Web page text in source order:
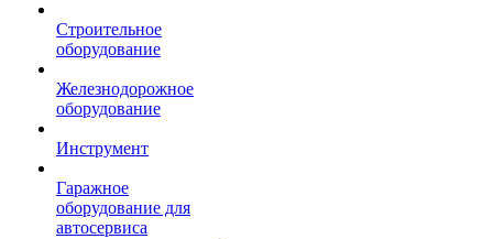
Строительное
оборудование
Железнодорожное
оборудование
Инструмент
Гаражное
оборудование для
автосервиса